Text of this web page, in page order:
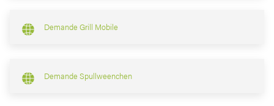
Demande Grill Mobile
Demande Spullweenchen